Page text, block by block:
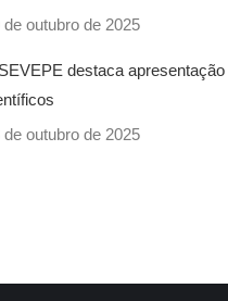
de outubro de 2025
destaca apresentação
de outubro de 2025